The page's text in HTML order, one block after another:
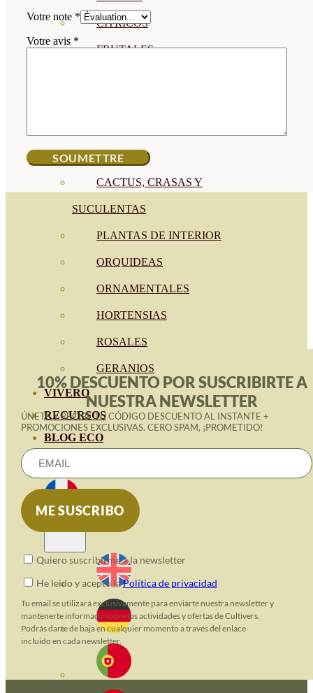
CÍTRICOS
FRUTALES
OLIVO
CACTUS, CRASAS Y
SUCULENTAS
PLANTAS DE INTERIOR
ORQUIDEAS
ORNAMENTALES
HORTENSIAS
ROSALES
GERANIOS
VIVERO
RECURSOS
BLOG ECO
CONTACT
Votre note *
Votre avis *
10% DESCUENTO POR SUSCRIBIRTE A
NUESTRA NEWSLETTER
ÚNETE Y RECIBE TU CÓDIGO DESCUENTO AL INSTANTE +
PROMOCIONES EXCLUSIVAS. CERO SPAM, ¡PROMETIDO!
Quiero suscribirme a la newsletter
He leido y acepto laPolítica de privacidad
Tu email se utilizará exclusivamente para enviarte nuestra newsletter y
mantenerte informado sobre las actividades y ofertas de Cultivers.
Podrás darte de baja en cualquier momento a través del enlace
incluido en cada newsletter.